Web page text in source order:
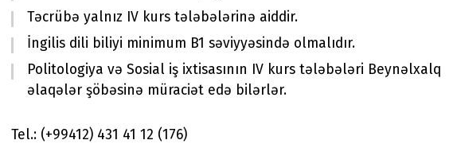
Təcrübə yalnız IV kurs tələbələrinə aiddir.
İngilis dili biliyi minimum B1 səviyyəsində olmalıdır.
Politologiya və Sosial iş ixtisasının IV kurs tələbələri Beynəlxalq
əlaqələr şöbəsinə müraciət edə bilərlər.
Tel.: (+99412) 431 41 12 (176)